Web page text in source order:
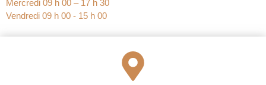
Mercredi 09 h 00 – 17 h 30
Vendredi 09 h 00 ‐ 15 h 00